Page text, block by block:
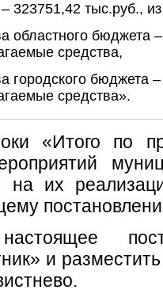
323751,42 тыс.руб.,
областного бюджета
средства,
городского бюджета
средства».
«Итого по
на их
и